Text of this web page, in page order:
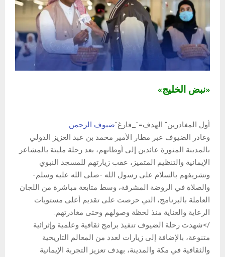
«نبض الخليج»
أول المغادرين" الهدف="_فارغ"ضيوف الرحمن.
وغادر الضيوف عبر مطار الأمير محمد بن عبد العزيز الدولي
بالمدينة المنورة عائدين إلى أوطانهم، بعد رحلة مليئة بالمشاعر
الإيمانية والتنظيم المتميز، عقب زيارتهم للمسجد النبوي
وتشريفهم بالسلام على رسول الله -صلى الله عليه وسلم-
والصلاة في الروضة المشرفة، وسط متابعة مباشرة من اللجان
العاملة بالبرنامج، التي حرصت على تقديم أعلى مستويات
الرعاية والعناية منذ لحظة وصولهم وحتى مغادرتهم.
/>شهدت رحلة الضيوف تنفيذ برامج ثقافية وعلمية وإثرائية
متنوعة، بالإضافة إلى زيارات لعدد من المعالم التاريخية
والثقافية في مكة والمدينة، بهدف تعزيز التجربة الإيمانية